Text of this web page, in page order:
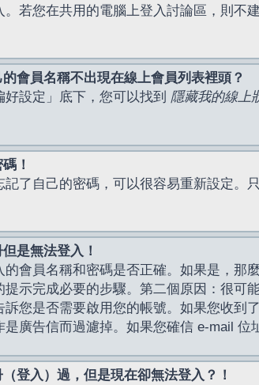
。若您在共用的電腦上登入討論區，則不
會員名稱不出現在線上會員列表裡頭？
設定」底下，您可以找到 隱藏我的線上
！
記了自己的密碼，可以很容易重新設定。
是無法登入！
的會員名稱和密碼是否正確。如果是，那
提示完成必要的步驟。第二個原因：很可
訴您是否需要啟用您的帳號。如果您收到
廣告信而過濾掉。如果您確信 e-mail 位
登入）過，但是現在卻無法登入？！